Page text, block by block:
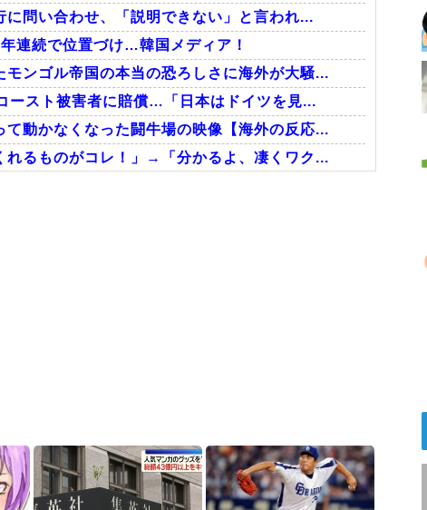
問い合わせ、「説明できない」と言われ...
連続で位置づけ…韓国メディア！
ンゴル帝国の本当の恐ろしさに海外が大騒...
ースト被害者に賠償…「日本はドイツを見...
動かなくなった闘牛場の映像【海外の反応...
れるものがコレ！」→「分かるよ、凄くワク...